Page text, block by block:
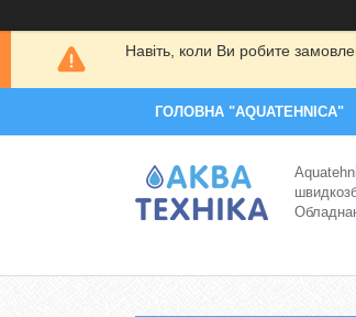
Навіть, коли Ви робите
ГОЛОВНА "AQUATEHNICA"